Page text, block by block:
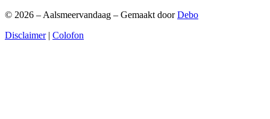
© 2026 – Aalsmeervandaag – Gemaakt doorDebo
Disclaimer| Colofon